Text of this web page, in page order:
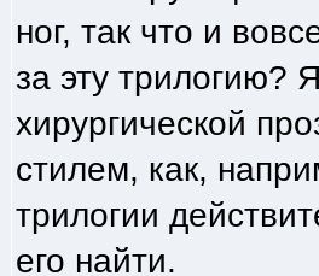
ног, так что и
за эту трилогию?
хирургической
стилем, как,
трилогии
его найти.